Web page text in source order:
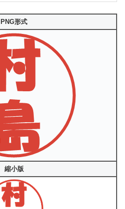
PNG形式
縮小版